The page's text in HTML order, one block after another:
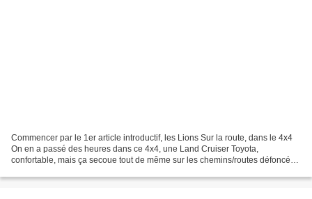
Commencer par le 1er article introductif, les Lions Sur la route, dans le 4x4
On en a passé des heures dans ce 4x4, une Land Cruiser Toyota,
confortable, mais ça secoue tout de même sur les chemins/routes défoncés,